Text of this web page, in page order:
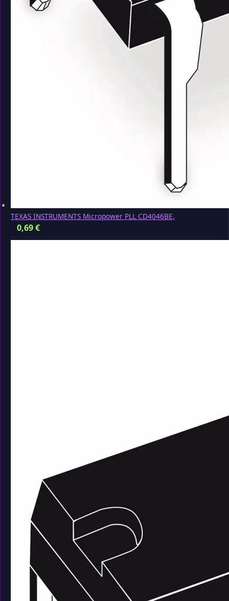
TEXAS INSTRUMENTS Micropower PLL CD4046BE,
0,69€